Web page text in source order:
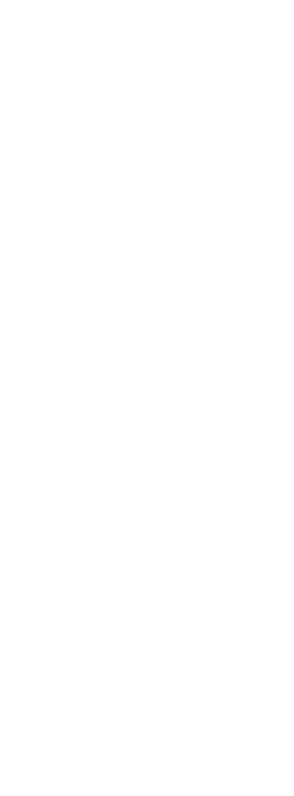
mit Süßkartoffeln“